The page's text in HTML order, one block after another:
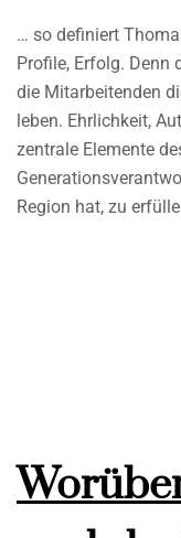
… so definiert
Profile, Erfolg. Denn
die Mitarbeitenden
leben. Ehrlichkeit,
zentrale Elemente
Region hat, zu